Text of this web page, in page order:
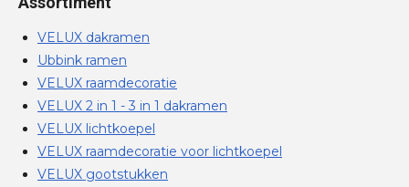
VELUX dakramen
Ubbink ramen
VELUX raamdecoratie
VELUX 2 in 1 - 3 in 1 dakramen
VELUX lichtkoepel
VELUX raamdecoratie voor lichtkoepel
VELUX gootstukken